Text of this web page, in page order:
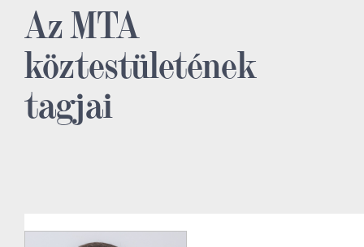
Az MTA
köztestületének
tagjai